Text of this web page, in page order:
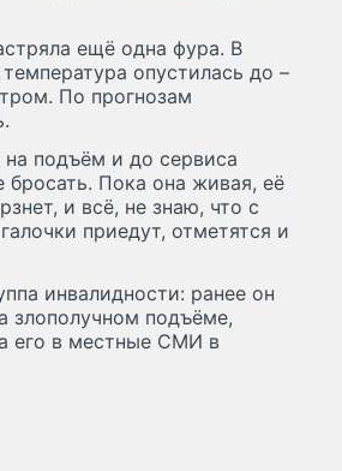
ещё одна фура. В
опустилась до –
По прогнозам
подъём и до сервиса
Пока она живая, её
и всё, не знаю, что с
приедут, отметятся и
инвалидности: ранее он
злополучном подъёме,
его в местные СМИ в